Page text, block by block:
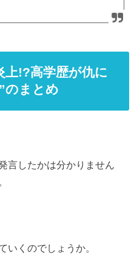
上!?高学歴が仇に
のまとめ
言したかは分かりません
いくのでしょうか。